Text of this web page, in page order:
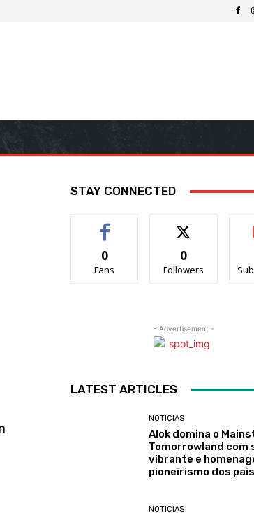
STAY CONNECTED
0
Fans
0
Followers
- Advertisement -
LATEST ARTICLES
NOTICIAS
Alok domina o
Tomorrowland com
vibrante e
pioneirismo dos pais
NOTICIAS